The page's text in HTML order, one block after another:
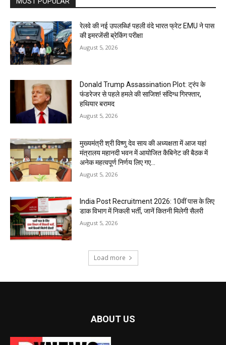
रेलवे की नई उपलब्धि! पहली वंदे भारत फ्रेट EMU ने पास
की इमरजेंसी ब्रेकिंग परीक्षा
August 5, 2026
Donald Trump Assassination Plot: ट्रंप के
फंडरेजर से पहले हमले की साजिश! संदिग्ध गिरफ्तार,
हथियार बरामद
August 5, 2026
मुख्यमंत्री श्री विष्णु देव साय की अध्यक्षता में आज यहां
मंत्रालय महानदी भवन में आयोजित कैबिनेट की बैठक में
अनेक महत्वपूर्ण निर्णय लिए गए...
August 5, 2026
India Post Recruitment 2026: 10वीं पास के लिए
डाक विभाग में निकली भर्ती, जानें कितनी मिलेगी सैलरी
August 5, 2026
Load more
ABOUT US